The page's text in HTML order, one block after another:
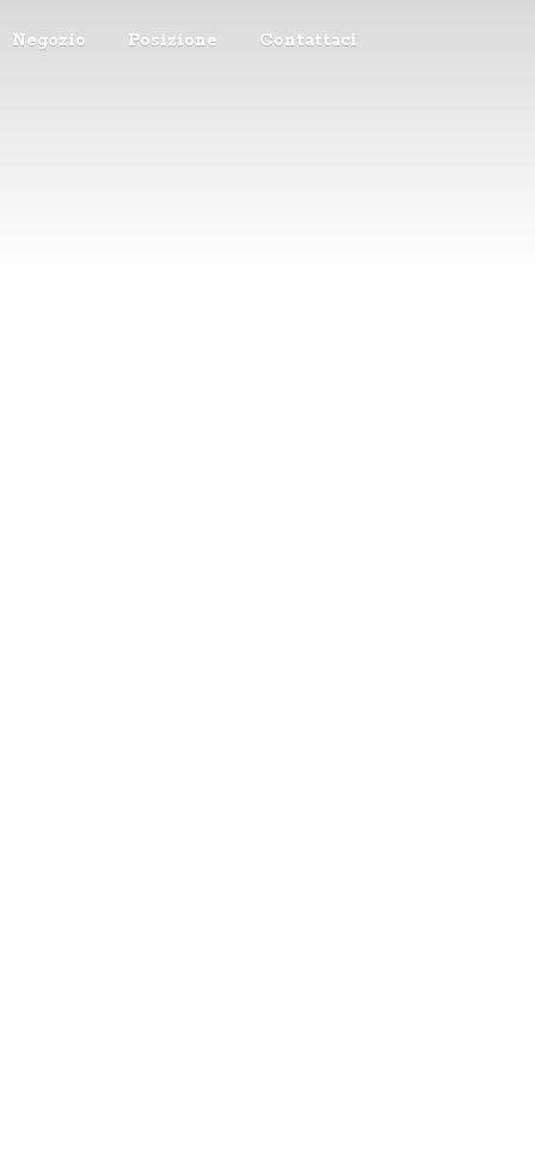
Negozio Posizione Contattaci